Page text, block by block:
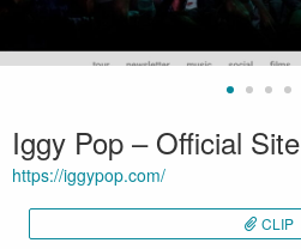
Iggy Pop – Official Site
https://iggypop.com/
CLIP